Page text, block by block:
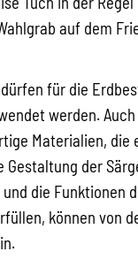
auf dem
für die
werden.
Materialien, die
Gestaltung der
die Funktionen
können von